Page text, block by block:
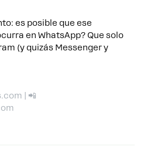
es posible que ese
en WhatsApp? Que solo
(y quizás Messenger y
| 📲